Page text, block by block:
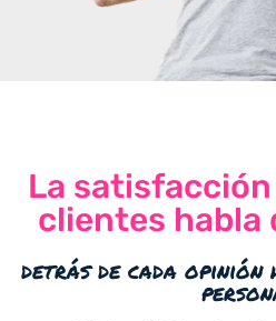
La
clientes habla
detrás de cada opinión